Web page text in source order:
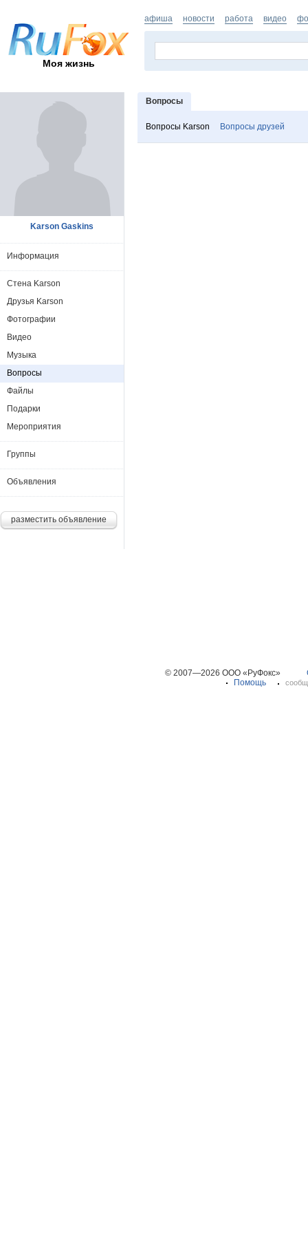
Моя жизнь
афиша новости работа видео
Вопросы
Вопросы Karson Вопросы друзей
Karson Gaskins
Информация
Стена Karson
Друзья Karson
Фотографии
Видео
Музыка
Вопросы
Файлы
Подарки
Мероприятия
Группы
Объявления
разместить объявление
© 2007—2026 ООО «РуФокс»
Помощь